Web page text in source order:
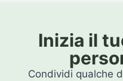
Inizia il
Condividi qualche